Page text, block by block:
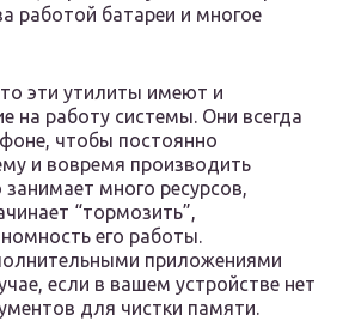
работой батареи и многое
эти утилиты имеют и
на работу системы. Они всегда
чтобы постоянно
и вовремя производить
много ресурсов,
“тормозить”,
его работы.
приложениями
если в вашем устройстве нет
для чистки памяти.